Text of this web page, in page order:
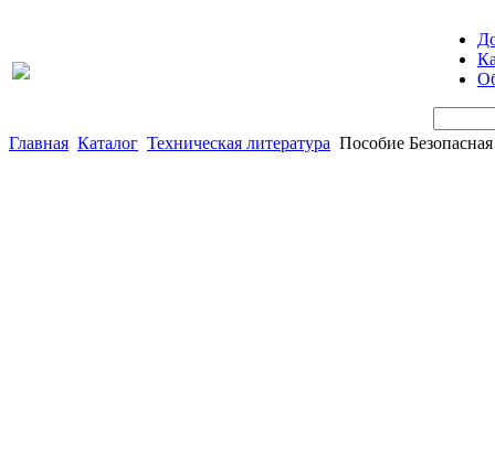
Главная Каталог Техническая литература Пособие